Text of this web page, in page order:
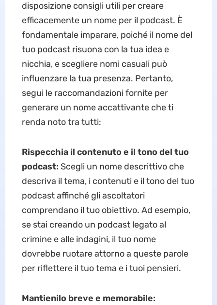
disposizione consigli utili per creare
efficacemente un nome per il podcast. È
fondamentale imparare, poiché il nome del
tuo podcast risuona con la tua idea e
nicchia, e scegliere nomi casuali può
influenzare la tua presenza. Pertanto,
segui le raccomandazioni fornite per
generare un nome accattivante che ti
renda noto tra tutti:
Rispecchia il contenuto e il tono del tuo
podcast: Scegli un nome descrittivo che
descriva il tema, i contenuti e il tono del tuo
podcast affinché gli ascoltatori
comprendano il tuo obiettivo. Ad esempio,
se stai creando un podcast legato al
crimine e alle indagini, il tuo nome
dovrebbe ruotare attorno a queste parole
per riflettere il tuo tema e i tuoi pensieri.
Mantienilo breve e memorabile: